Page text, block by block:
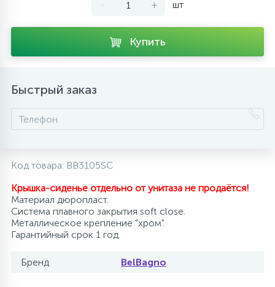
Душевые системы
- + шт
Купить
Быстрый заказ
Код товара: BB3105SC
Крышка-сиденье отдельно от унитаза не продаётся!
Материал дюропласт.
Система плавного закрытия soft close.
Металлическое крепление "хром".
Гарантийный срок 1 год.
Бренд BelBagno